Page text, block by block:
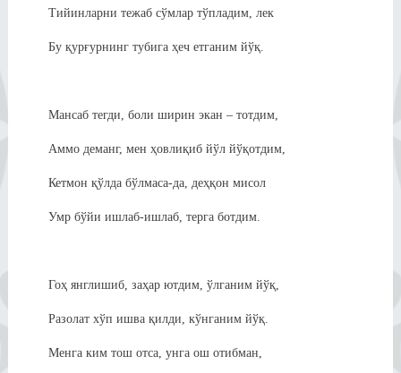
Тийинларни тежаб сўмлар тўпладим, лек
Бу қурғурнинг тубига ҳеч етганим йўқ.
Мансаб тегди, боли ширин экан – тотдим,
Аммо деманг, мен ҳовлиқиб йўл йўқотдим,
Кетмон қўлда бўлмаса-да, деҳқон мисол
Умр бўйи ишлаб-ишлаб, терга ботдим.
Гоҳ янглишиб, заҳар ютдим, ўлганим йўқ,
Разолат хўп ишва қилди, кўнганим йўқ.
Менга ким тош отса, унга ош отибман,